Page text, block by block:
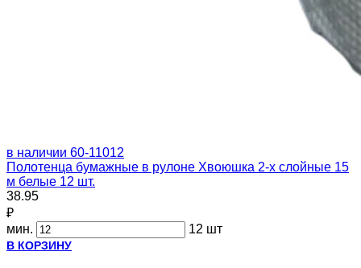
в наличии 60-11012
Полотенца бумажные в рулоне Хвоюшка 2-х слойные 15
м белые 12 шт.
38.95
₽
мин.
12 шт
В КОРЗИНУ